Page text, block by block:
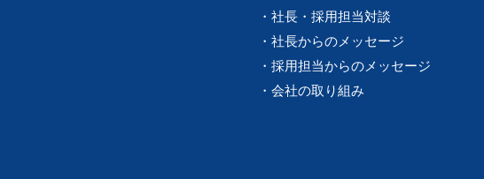
・ 社長・採用担当対談
・ 社長からの メッセージ
・ 採用担当からの メッセージ
・ 会社の取り組み